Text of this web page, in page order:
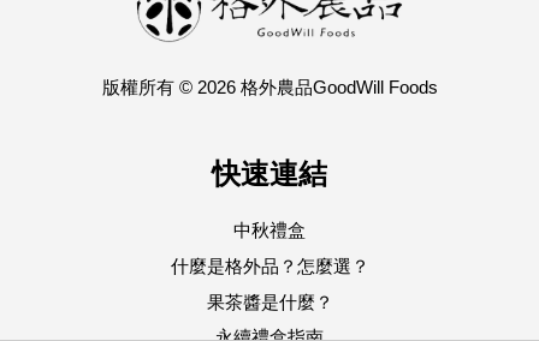
版權所有 © 2026 格外農品GoodWill Foods
快速連結
中秋禮盒
什麼是格外品？怎麼選？
果茶醬是什麼？